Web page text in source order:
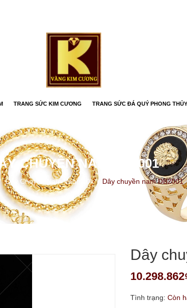
TRANG SỨC KIM CƯƠNG TRANG SỨC ĐÁ QUÝ PHONG THỦY
CHUYỀN NAM DB2001
/ Dây Chuyền Nam Vàng 10k / Dây chuyền nam DB2001
Dây
Tình trạng: Còn